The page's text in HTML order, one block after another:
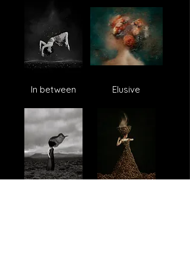
In between Elusive